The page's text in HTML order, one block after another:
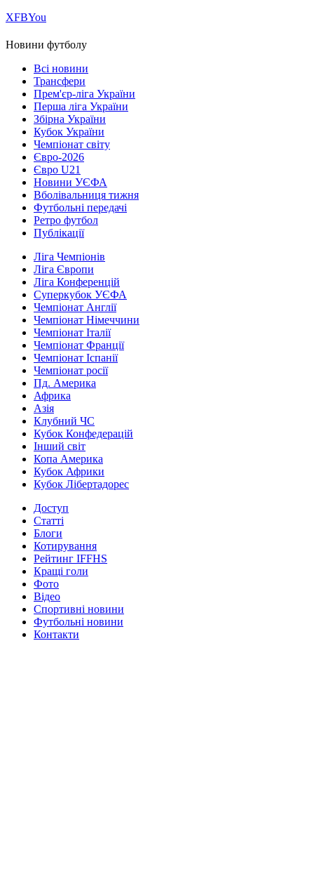
ХFBYou
Новини футболу
Всі новини
Трансфери
Прем'єр-ліга України
Перша ліга України
Збірна України
Кубок України
Чемпіонат світу
Євро-2026
Євро U21
Новини УЄФА
Вболівальниця тижня
Футбольні передачі
Ретро футбол
Публікації
Ліга Чемпіонів
Ліга Європи
Ліга Конференцій
Суперкубок УЄФА
Чемпіонат Англії
Чемпіонат Німеччини
Чемпіонат Італії
Чемпіонат Франції
Чемпіонат Іспанії
Чемпіонат росії
Пд. Америка
Африка
Азія
Клубний ЧС
Кубок Конфедерацій
Інший світ
Копа Америка
Кубок Африки
Кубок Лібертадорес
Доступ
Статті
Блоги
Котирування
Рейтинг IFFHS
Кращі голи
Фото
Відео
Спортивні новини
Футбольні новини
Контакти